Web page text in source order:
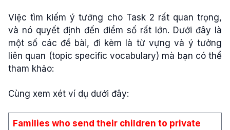
Việc tìm kiếm ý tưởng cho Task 2 rất quan trọng,
và nó quyết định đến điểm số rất lớn. Dưới đây là
một số các đề bài, đi kèm là từ vựng và ý tưởng
liên quan (topic specific vocabulary) mà bạn có thể
tham khảo:
Cùng xem xét ví dụ dưới đây:
Families who send their children to private